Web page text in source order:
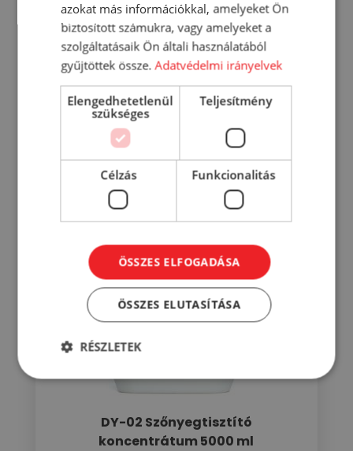
DY-03 Fénytartó tisztítószer 5000 ml
4 299Ft
RÉSZLETEK
DY-02 Szőnyegtisztító
koncentrátum 5000 ml
azokat más információkkal, amelyeket Ön
biztosított számukra, vagy amelyeket a
szolgáltatásaik Ön általi használatából
gyűjtöttek össze.Adatvédelmi irányelvek
Elengedhetetlenül
szükséges
Teljesítmény
Célzás Funkcionalitás
ÖSSZES ELFOGADÁSA
ÖSSZES ELUTASÍTÁSA
RÉSZLETEK